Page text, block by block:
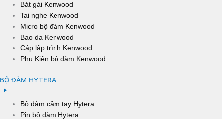
Bát gài Kenwood
Tai nghe Kenwood
Micro bộ đàm Kenwood
Bao da Kenwood
Cáp lập trình Kenwood
Phụ Kiện bộ đàm Kenwood
BỘ ĐÀM HYTERA
Bộ đàm cầm tay Hytera
Pin bộ đàm Hytera